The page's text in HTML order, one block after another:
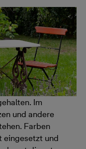
Im
und andere
Farben
eingesetzt und